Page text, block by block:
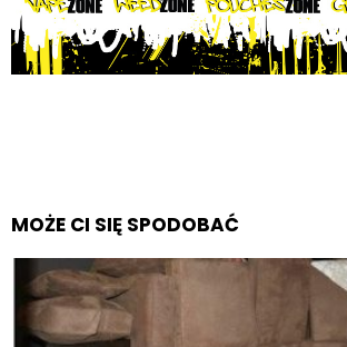
MOŻE CI SIĘ SPODOBAĆ